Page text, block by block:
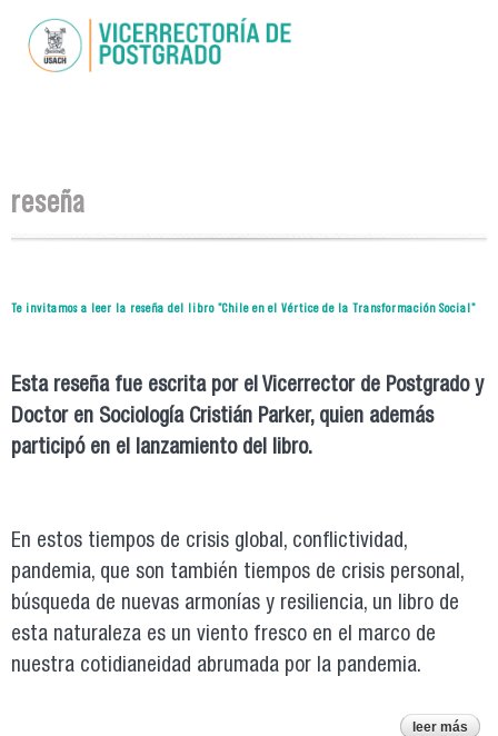
contenido
Se encuentra usted aquí
reseña
Te invitamos a leer la reseña del libro "Chile en el Vértice de la Transformación Social"
Esta reseña fue escrita por el Vicerrector de Postgrado y
Doctor en Sociología Cristián Parker, quien además
participó en el lanzamiento del libro.
En estos tiempos de crisis global, conflictividad,
pandemia, que son también tiempos de crisis personal,
búsqueda de nuevas armonías y resiliencia, un libro de
esta naturaleza es un viento fresco en el marco de
nuestra cotidianeidad abrumada por la pandemia.
leer más